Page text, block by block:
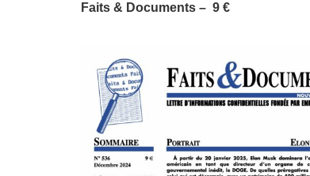
Faits & Documents – 9 €